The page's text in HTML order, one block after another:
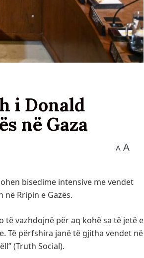
i Donald
në Gaza
A A
bisedime intensive me vendet
Rripin e Gazës.
të vazhdojnë për aq kohë sa të jetë e
Të përfshira janë të gjitha vendet në
(Truth Social).